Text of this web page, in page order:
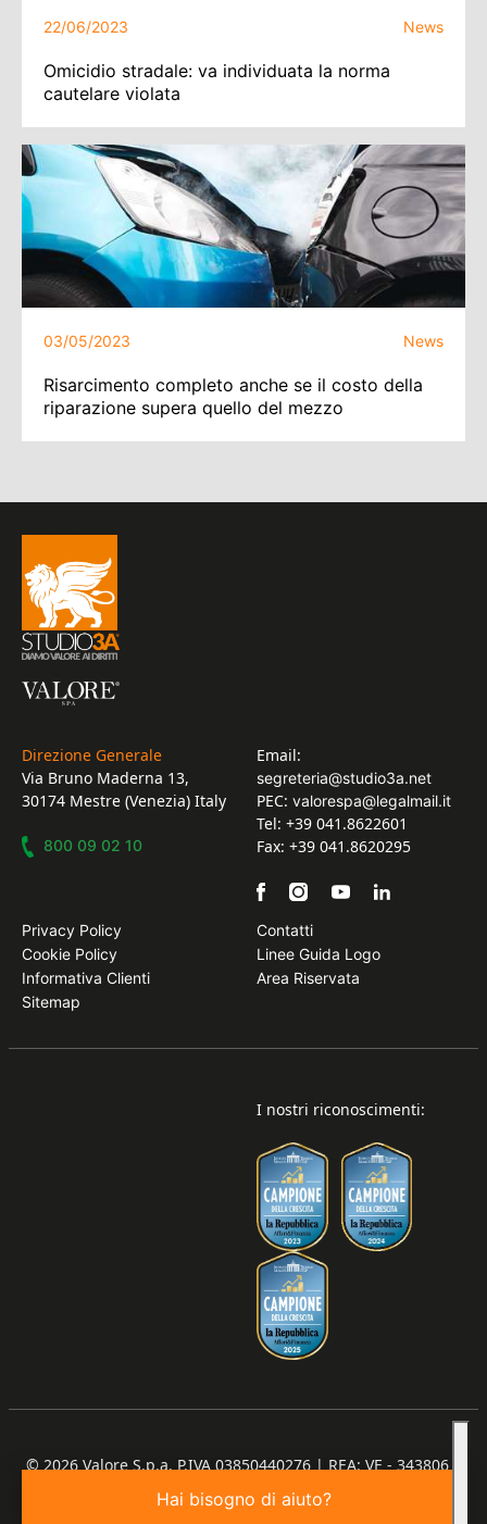
Hai bisogno di aiuto?
22/06/2023 News
Omicidio stradale: va individuata la norma
cautelare violata
03/05/2023 News
Risarcimento completo anche se il costo della
riparazione supera quello del mezzo
Direzione Generale
Via Bruno Maderna 13,
30174 Mestre (Venezia) Italy
800 09 02 10
Email:
segreteria@studio3a.net
PEC: valorespa@legalmail.it
Tel: +39 041.8622601
Fax: +39 041.8620295
Privacy Policy
Cookie Policy
Informativa Clienti
Sitemap
Contatti
Linee Guida Logo
Area Riservata
I nostri riconoscimenti:
© 2026 Valore S.p.a. P.IVA 03850440276 | REA: VE - 343806 |